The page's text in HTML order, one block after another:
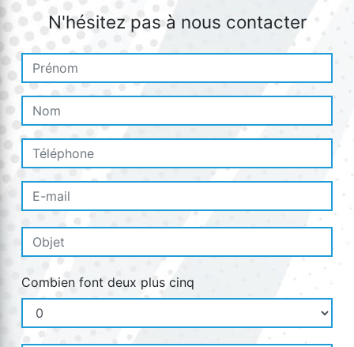
N'hésitez pas à nous contacter
Combien font deux plus cinq